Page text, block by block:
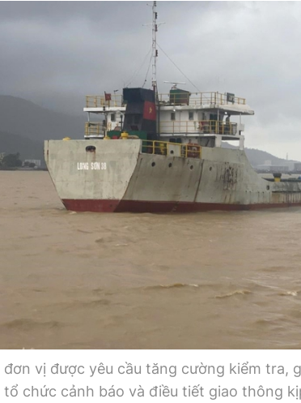
đoàn Âm nhạc 360 độ
Đi ++
Du lịch
Khám phá
Lối sống
Video
Thời sự
Khám
Câu
Lăng
Giải trí
đơn vị được yêu cầu tăng cường kiểm tra,
chức cảnh báo và điều tiết giao thông